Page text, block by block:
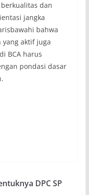
dan
jangka
bahwa
yang aktif juga
BCA harus
pondasi dasar
DPC SP